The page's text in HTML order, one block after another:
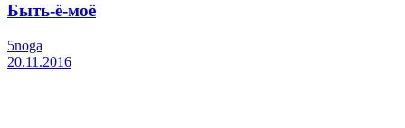
Быть-ё-моё
5noga
20.11.2016